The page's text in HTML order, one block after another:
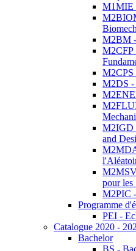
M1MIE
M2BM
M2CFP
M2CPS
M2DS -
M2IGD
and
pour les
M2PIC
Programme
PEI -
Catalogue 2020 -
Bachelor
BS -